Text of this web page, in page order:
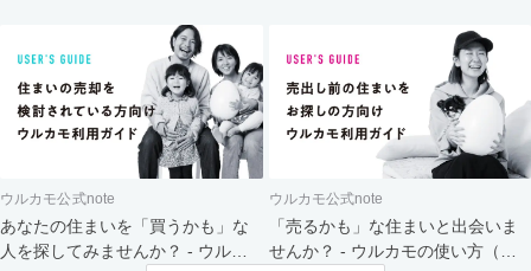
ウルカモ公式note
あなたの住まいを「買うかも」な
人を探してみませんか？ - ウルカ
ウルカモ公式note
「売るかも」な住まいと出会いま
せんか？ - ウルカモの使い方（買